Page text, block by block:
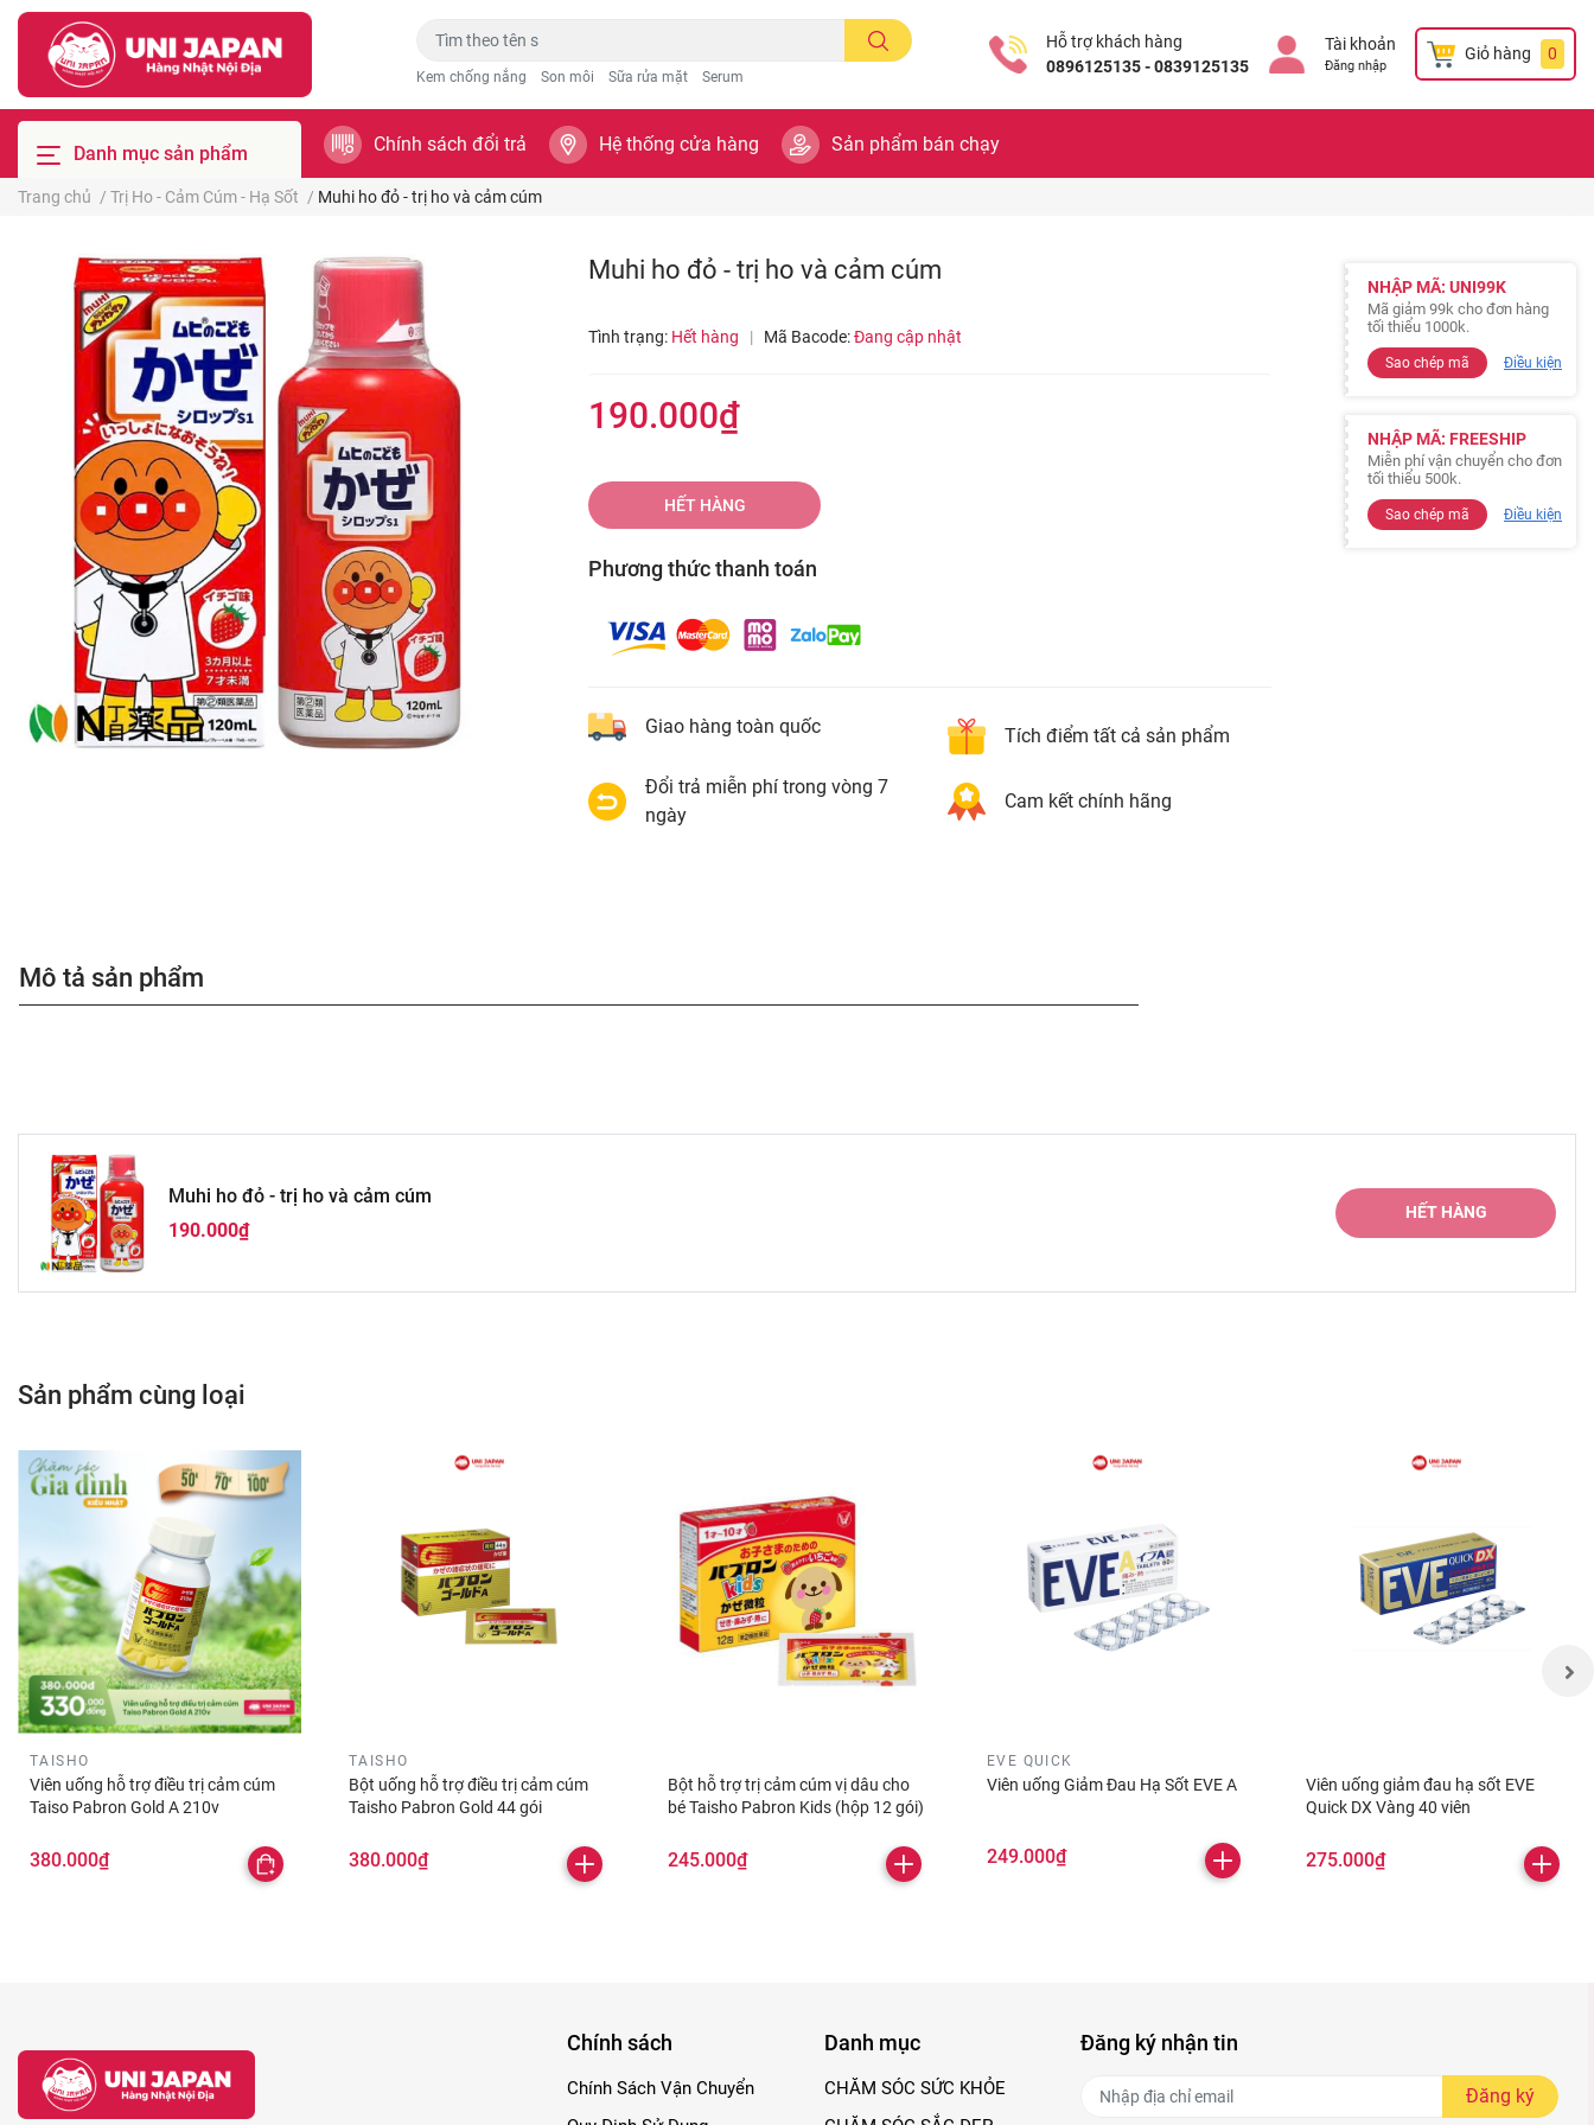
Kem chống nắng Son môi Sữa rửa mặt Serum
Hỗ trợ khách hàng
0896125135 - 0839125135
Tài khoản
Đăng nhập
Giỏ hàng 0
Danh mục sản phẩm Chính sách đổi trả Hệ thống cửa hàng Sản phẩm bán chạy
Trang chủ / Trị Ho - Cảm Cúm - Hạ Sốt / Muhi ho đỏ - trị ho và cảm cúm
Muhi ho đỏ - trị ho và cảm cúm
Tình trạng: Hết hàng | Mã Bacode:Đang cập nhật
190.000₫
HẾT HÀNG
Phương thức thanh toán
Giao hàng toàn quốc Tích điểm tất cả sản phẩm
Đổi trả miễn phí trong vòng 7
ngày
Cam kết chính hãng
NHẬP MÃ: UNI99K
Mã giảm 99k cho đơn hàng
tối thiểu 1000k.
Sao chép mã Điều kiện
NHẬP MÃ: FREESHIP
Miễn phí vận chuyển cho đơn
tối thiểu 500k.
Sao chép mã Điều kiện
Mô tả sản phẩm
Muhi ho đỏ - trị ho và cảm cúm
190.000₫
HẾT HÀNG
Sản phẩm cùng loại
TAISHO
Viên uống hỗ trợ điều trị cảm cúm
Taiso Pabron Gold A 210v
380.000₫
TAISHO
Bột uống hỗ trợ điều trị cảm cúm
Taisho Pabron Gold 44 gói
380.000₫
Bột hỗ trợ trị cảm cúm vị dâu cho
bé Taisho Pabron Kids (hộp 12 gói)
245.000₫
EVE QUICK
Viên uống Giảm Đau Hạ Sốt EVE A
249.000₫
Viên uống giảm đau hạ sốt EVE
Quick DX Vàng 40 viên
275.000₫
Chính sách
Chính Sách Vận Chuyển
Danh mục
CHĂM SÓC SỨC KHỎE
Đăng ký nhận tin
Đăng ký